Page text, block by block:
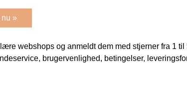
nu »
webshops og anmeldt dem med stjerner fra 1 til
brugervenlighed, betingelser,